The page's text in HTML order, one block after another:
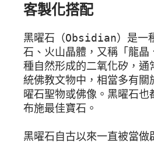
客製化搭配
黑曜石（Obsidian）是一
石、火山晶體，又稱「龍晶
種自然形成的二氧化矽，通
統佛教文物中，相當多有關
曜石聖物或佛像。黑曜石也
布施最佳寶石。
黑曜石自古以來一直被當做